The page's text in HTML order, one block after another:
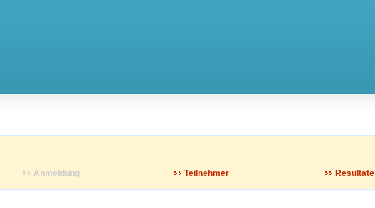
Anmeldung Teilnehmer Resultate